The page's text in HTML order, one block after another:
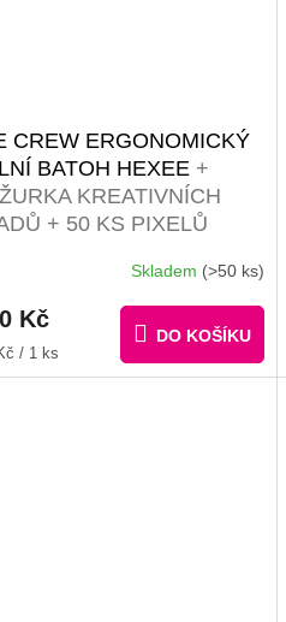
CREW ERGONOMICKÝ
BATOH HEXEE +
KREATIVNÍCH
+ 50 KS PIXELŮ
Skladem (>50 ks)
Kč
/ 1 ks
DO KOŠÍKU